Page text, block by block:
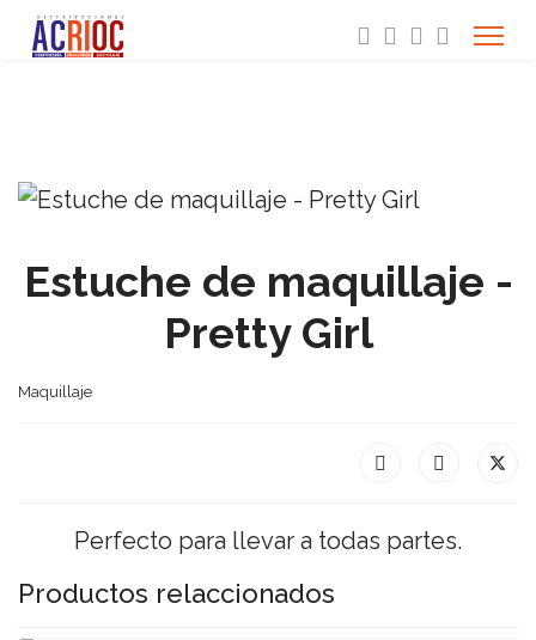
Estuche de maquillaje -
Pretty Girl
Maquillaje
Perfecto para llevar a todas partes.
Productos relaccionados